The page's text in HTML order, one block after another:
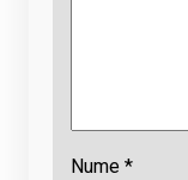
Nume *